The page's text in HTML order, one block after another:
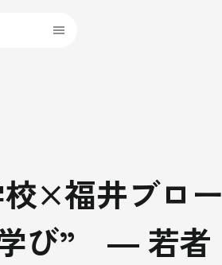
×福井ブロー
学び” ― 若者